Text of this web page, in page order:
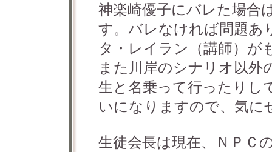
神楽崎優子にバレた場合
す。バレなければ問題
タ・レイラン（講師）が
また川岸のシナリオ以外
生と名乗って行ったりし
いになりますので、気に
生徒会長は現在、ＮＰＣ